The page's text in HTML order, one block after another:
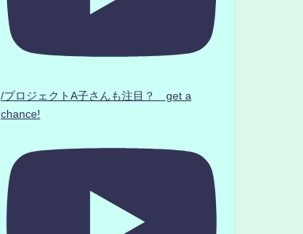
/プロジェクトA子さんも注目？ get a
chance!